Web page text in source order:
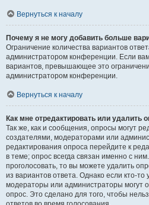
Вернуться к началу
Почему я не могу добавить больше
Ограничение количества вариантов
администратором конференции. Если
вариантов, превышающее это
администратором конференции.
Вернуться к началу
Как мне отредактировать или удалить
Так же, как и сообщения, опросы могут
создателями, модераторами или
редактирования опроса перейдите к
в теме; опрос всегда связан именно с
проголосовать, то вы можете удалить
из вариантов ответа. Однако если кто-то
модераторы или администраторы могут
опрос. Это сделано для того, чтобы